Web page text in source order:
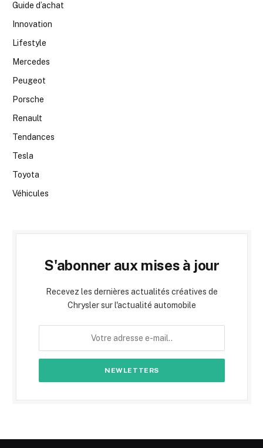
Guide d’achat
Innovation
Lifestyle
Mercedes
Peugeot
Porsche
Renault
Tendances
Tesla
Toyota
Véhicules
S'abonner aux mises à jour
Recevez les dernières actualités créatives de
Chrysler sur l'actualité automobile